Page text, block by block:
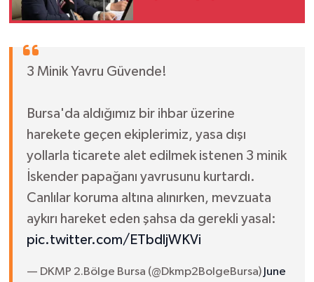
3 Minik Yavru Güvende!
Bursa'da aldığımız bir ihbar üzerine
harekete geçen ekiplerimiz, yasa dışı
yollarla ticarete alet edilmek istenen 3 minik
İskender papağanı yavrusunu kurtardı.
Canlılar koruma altına alınırken, mevzuata
aykırı hareket eden şahsa da gerekli yasal:
pic.twitter.com/ETbdljWKVi
— DKMP 2.Bölge Bursa (@Dkmp2BolgeBursa) June